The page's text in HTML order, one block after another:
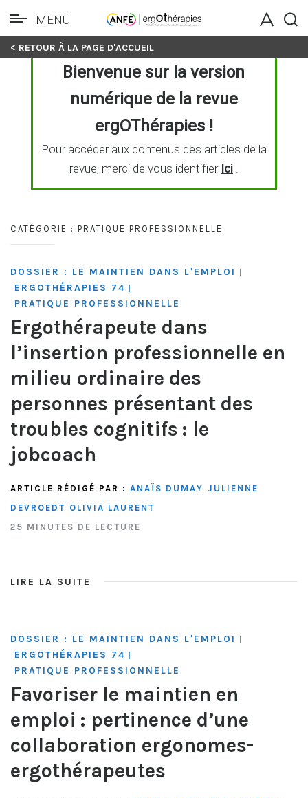
Skip
MENU
< RETOUR À LA PAGE D'ACCUEIL
Bienvenue sur la version
numérique de la revue
ergOThérapies !
Pour accéder aux contenus des articles de la
revue, merci de vous identifier Ici.
CATÉGORIE : PRATIQUE PROFESSIONNELLE
DOSSIER : LE MAINTIEN DANS L'EMPLOI |
ERGOTHÉRAPIES 74 |
PRATIQUE PROFESSIONNELLE
Ergothérapeute dans
l’insertion professionnelle en
milieu ordinaire des
personnes présentant des
troubles cognitifs : le
jobcoach
ARTICLE RÉDIGÉ PAR : ANAÏS DUMAY JULIENNE
DEVROEDT OLIVIA LAURENT
25 MINUTES DE LECTURE
LIRE LA SUITE
DOSSIER : LE MAINTIEN DANS L'EMPLOI |
ERGOTHÉRAPIES 74 |
PRATIQUE PROFESSIONNELLE
Favoriser le maintien en
emploi : pertinence d’une
collaboration ergonomes-
ergothérapeutes